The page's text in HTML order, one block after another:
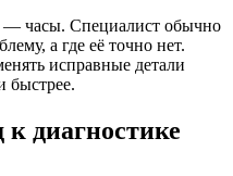
— часы. Специалист обычно
а где её точно нет.
исправные детали
быстрее.
диагностике